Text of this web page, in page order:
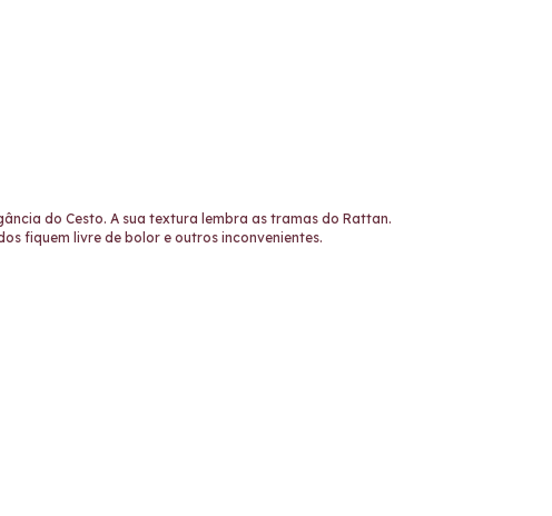
do Cesto. A sua textura lembra as tramas do Rattan.
fiquem livre de bolor e outros inconvenientes.